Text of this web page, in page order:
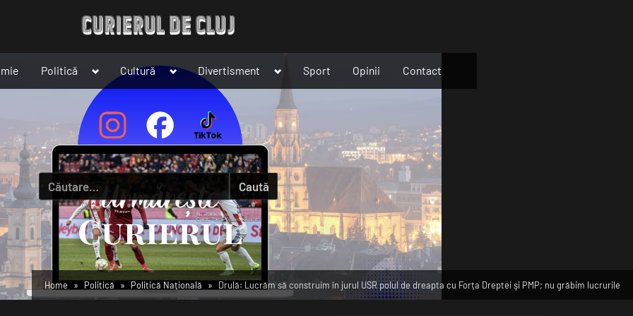
Politică
Toggle
sub-
menu
Cultură
Toggle
menu
Divertisment
Toggle
menu
Sport Opinii Contact
Caută
după:
Home Politică Politică Națională Drulă: Lucrăm să construim în jurul USR polul de dreapta cu Forţa Dreptei şi PMP; nu grăbim lucrurile